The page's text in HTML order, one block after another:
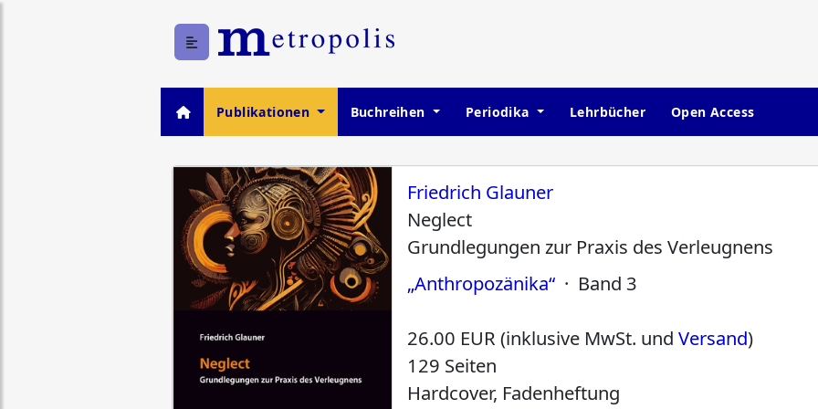
Publikationen Buchreihen Periodika Lehrbücher Open Access
Friedrich Glauner
Neglect
Grundlegungen zur Praxis des Verleugnens
„Anthropozänika“ · Band 3
26.00 EUR (inklusive MwSt. undVersand)
129 Seiten
Hardcover, Fadenheftung